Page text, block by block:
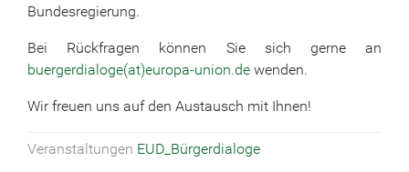
Bundesregierung.
Bei Rückfragen können Sie sich gerne an
buergerdialoge(at)europa-union.de wenden.
Wir freuen uns auf den Austausch mit Ihnen!
Veranstaltungen EUD_Bürgerdialoge